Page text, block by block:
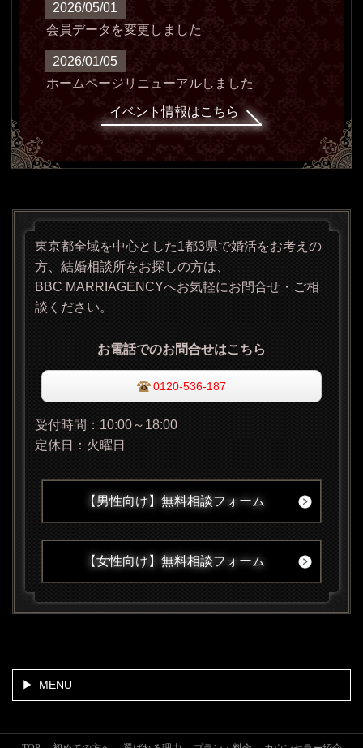
2026/05/01
会員データを変更しました
2026/01/05
ホームページリニューアルしました
イベント情報はこちら
東京都全域を中心とした1都3県で婚活をお考えの
方、結婚相談所をお探しの方は、
BBC MARRIAGENCYへお気軽にお問合せ・ご相
談ください。
お電話でのお問合せはこちら
0120-536-187
受付時間：10:00～18:00
定休日：火曜日
【男性向け】無料相談フォーム
【女性向け】無料相談フォーム
MENU